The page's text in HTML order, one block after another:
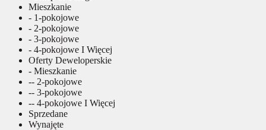
Mieszkanie
- 1-pokojowe
- 2-pokojowe
- 3-pokojowe
- 4-pokojowe I Więcej
Oferty Deweloperskie
- Mieszkanie
-- 2-pokojowe
-- 3-pokojowe
-- 4-pokojowe I Więcej
Sprzedane
Wynajęte